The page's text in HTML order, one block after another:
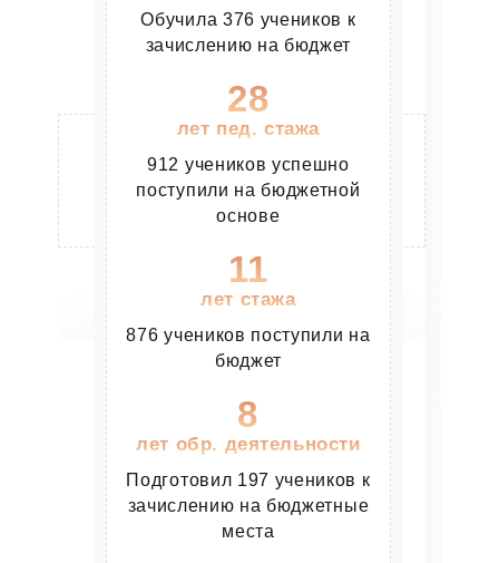
школа «Лефортово» выпускница
2х-годовой курс
РГГУ
Итоги
До уроков: 24
На ЕГЭ:
87 баллов
ПРОЧИТАТЬ ПОЛНОСТЬЮ
Обучила 376 учеников к
зачислению на бюджет
28
лет пед. стажа
912 учеников успешно
поступили на бюджетной
основе
11
лет стажа
876 учеников поступили на
бюджет
8
лет обр. деятельности
Подготовил 197 учеников к
зачислению на бюджетные
места
Геннадьевич
Преподаватель физики,
информатики
программы и методические пособия
Эксперт ЕГЭ
ПРОЧИТАТЬ ПОЛНОСТЬЮ